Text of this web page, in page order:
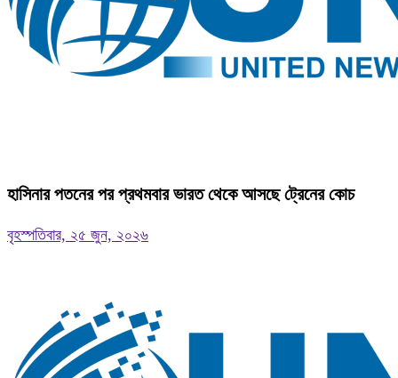
হাসিনার পতনের পর প্রথমবার ভারত থেকে আসছে ট্রেনের কোচ
বৃহস্পতিবার, ২৫ জুন, ২০২৬